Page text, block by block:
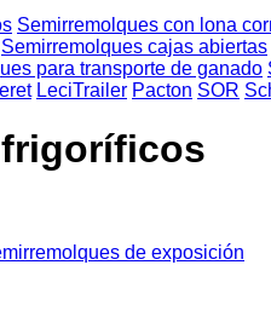
Semirremolques con lona
Semirremolques cajas abiertas
para transporte de ganado
LeciTrailer Pacton SOR
de exposición